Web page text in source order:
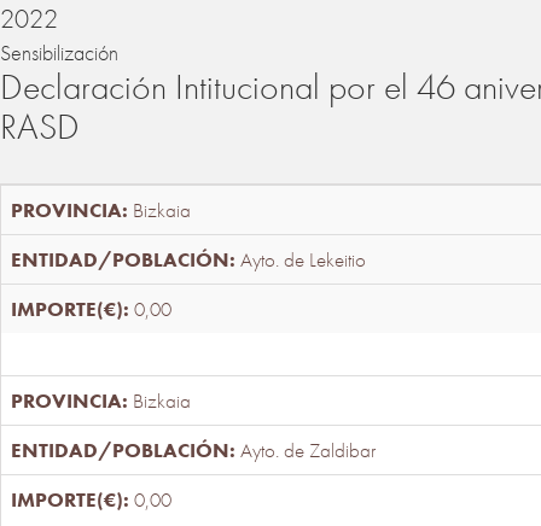
2022
Sensibilización
Declaración Intitucional por el 46
RASD
Bizkaia
Ayto. de Lekeitio
0,00
Bizkaia
Ayto. de Zaldibar
0,00